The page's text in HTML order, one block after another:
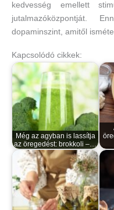
kedvesség emellett
jutalmazóközpontját.
dopaminszint, amitől
Kapcsolódó cikkek:
Még az agyban is lassítja
az öregedést: brokkoli –…